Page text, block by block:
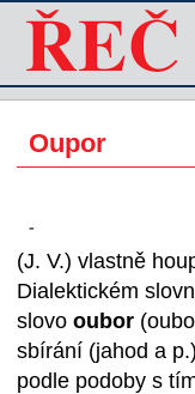
Oupor
-
(J. V.) vlastně
Dialektickém
slovo oubor
sbírání (jahod a
podle podoby s